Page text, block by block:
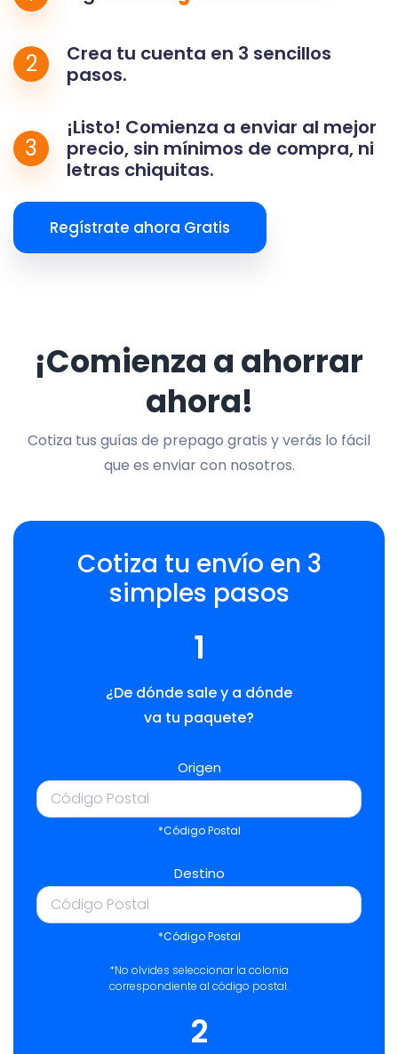
2
Crea tu cuenta en 3 sencillos
pasos.
3
¡Listo! Comienza a enviar al mejor
precio, sin mínimos de compra, ni
letras chiquitas.
Regístrate ahora Gratis
¡Comienza a ahorrar
ahora!
Cotiza tus guías de prepago gratis y verás lo fácil
que es enviar con nosotros.
Cotiza tu envío en 3
simples pasos
1
¿De dónde sale y a dónde
va tu paquete?
Origen
*Código Postal
Destino
*Código Postal
*No olvides seleccionar la colonia
correspondiente al código postal.
2